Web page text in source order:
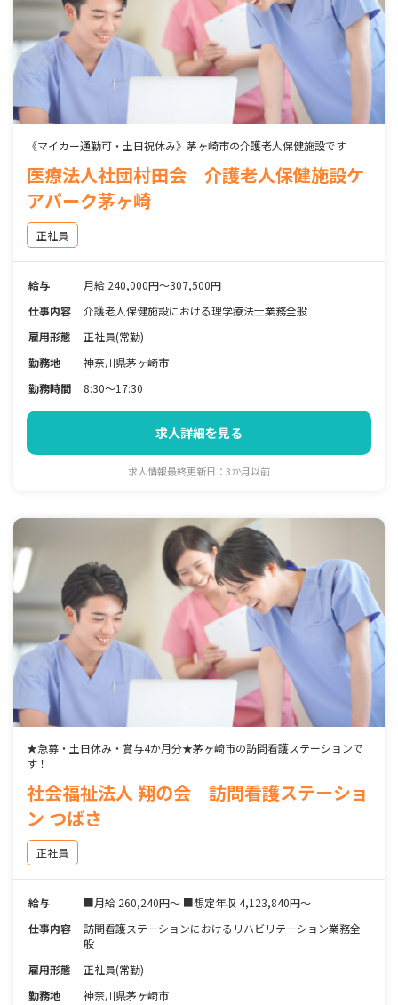
《マイカー通勤可・土日祝休み》茅ヶ崎市の介護老人保健施設です
医療法人社団村田会 介護老人保健施設ケ
アパーク茅ヶ崎
正社員
給与
月給 240,000円～307,500円
仕事内容
介護老人保健施設における理学療法士業務全般
雇用形態
正社員(常勤)
勤務地
神奈川県茅ヶ崎市
勤務時間
8:30～17:30
求人詳細を見る
求人情報最終更新日：3か月以前
★急募・土日休み・賞与4か月分★茅ヶ崎市の訪問看護ステーションで
す！
社会福祉法人 翔の会 訪問看護ステーショ
ン つばさ
正社員
給与
■月給 260,240円～ ■想定年収 4,123,840円～
仕事内容
訪問看護ステーションにおけるリハビリテーション業務全
般
雇用形態
正社員(常勤)
勤務地
神奈川県茅ヶ崎市